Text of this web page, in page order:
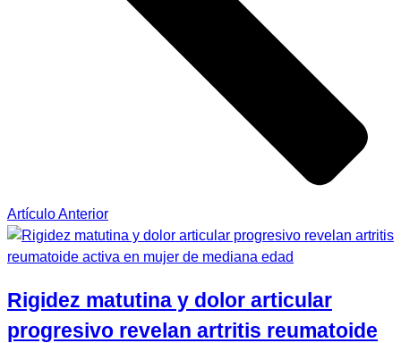
Artículo Anterior
Rigidez matutina y dolor articular
progresivo revelan artritis reumatoide